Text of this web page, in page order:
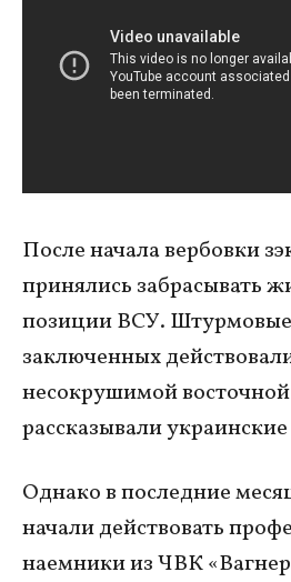
После начала вербовки
принялись забрасывать
позиции ВСУ.
заключенных
несокрушимой
рассказывали
Однако в последние
начали действовать
наемники из ЧВК